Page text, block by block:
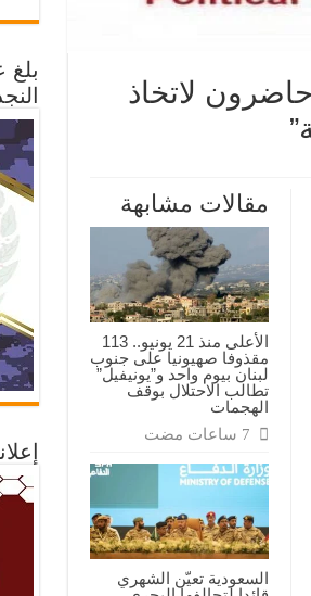
لاتخاذ
مقالات مشابهة
الأعلى منذ 21 يونيو.. 113
مقذوفا صهيونيا على جنوب
لبنان بيوم واحد و”يونيفيل”
تطالب الاحتلال بوقف
الهجمات
السعودية تعيّن الشهري